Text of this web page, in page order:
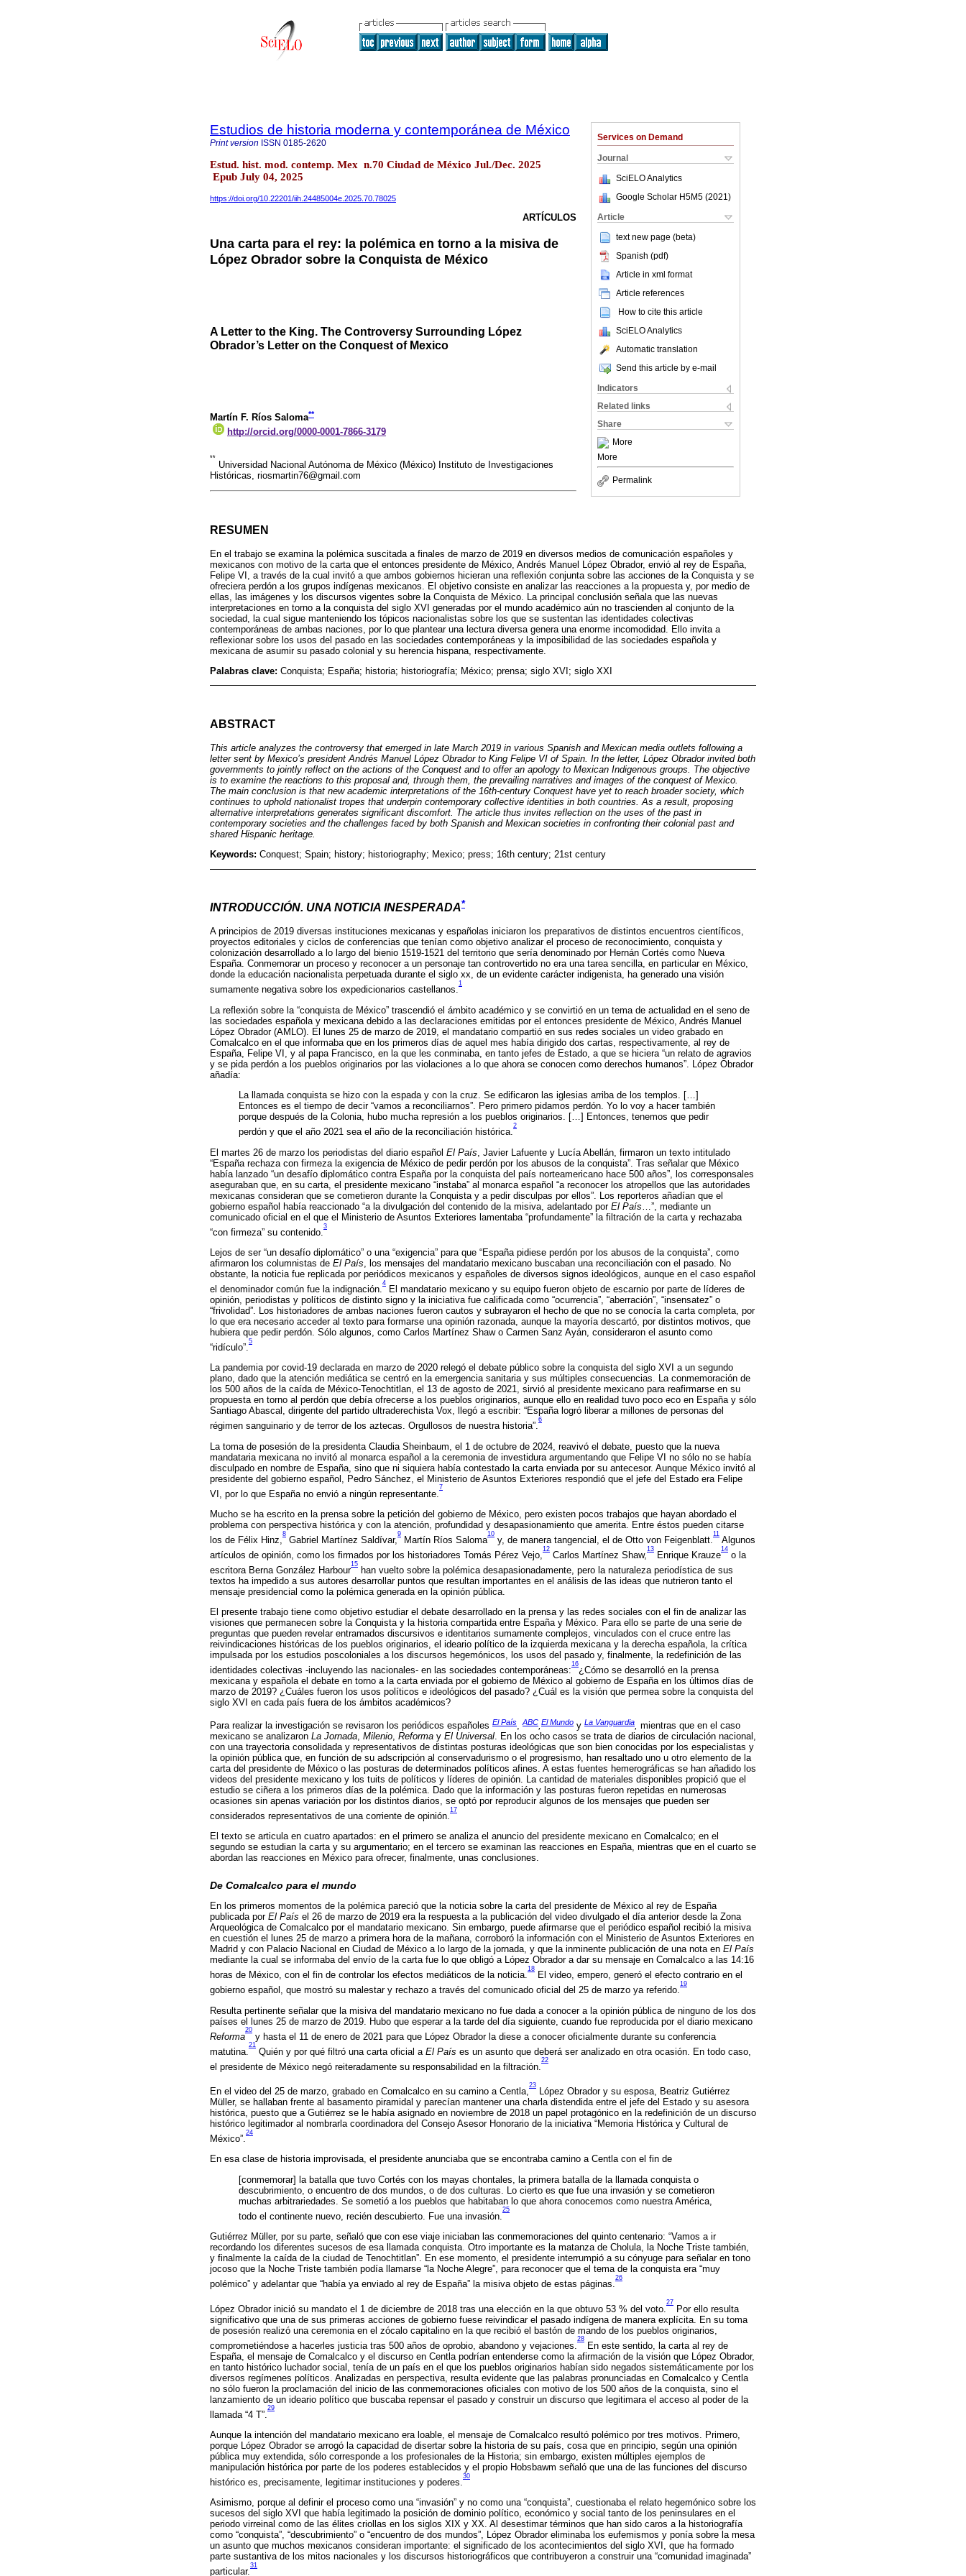
Services on Demand
Journal
SciELO Analytics
Google Scholar H5M5 (2021 )
Article
text new page (beta)
Spanish (pdf)
Article in xml format
Article references
How to cite this article
SciELO Analytics
Automatic translation
Send this article by e-mail
Indicators
Related links
Share
More
More
Permalink
Estudios de historia moderna y contemporánea de México
Print version ISSN 0185-2620
Estud. hist. mod. contemp. Mex n.70 Ciudad de México Jul./Dec. 2025
Epub July 04, 2025
https://doi.org/10.22201/iih.24485004e.2025.70.78025
ARTÍCULOS
Una carta para el rey: la polémica en torno a la misiva de
López Obrador sobre la Conquista de México
A Letter to the King. The Controversy Surrounding López
Obrador’s Letter on the Conquest of Mexico
Martín F. Ríos Saloma**
http://orcid.org/0000-0001-7866-3179
**
Universidad Nacional Autónoma de México (México) Instituto de Investigaciones
Históricas, riosmartin76@gmail.com
RESUMEN
En el trabajo se examina la polémica suscitada a finales de marzo de 2019 en diversos medios de comunicación españoles y
mexicanos con motivo de la carta que el entonces presidente de México, Andrés Manuel López Obrador, envió al rey de España,
Felipe VI, a través de la cual invitó a que ambos gobiernos hicieran una reflexión conjunta sobre las acciones de la Conquista y se
ofreciera perdón a los grupos indígenas mexicanos. El objetivo consiste en analizar las reacciones a la propuesta y, por medio de
ellas, las imágenes y los discursos vigentes sobre la Conquista de México. La principal conclusión señala que las nuevas
interpretaciones en torno a la conquista del siglo XVI generadas por el mundo académico aún no trascienden al conjunto de la
sociedad, la cual sigue manteniendo los tópicos nacionalistas sobre los que se sustentan las identidades colectivas
contemporáneas de ambas naciones, por lo que plantear una lectura diversa genera una enorme incomodidad. Ello invita a
reflexionar sobre los usos del pasado en las sociedades contemporáneas y la imposibilidad de las sociedades española y
mexicana de asumir su pasado colonial y su herencia hispana, respectivamente.
Palabras clave: Conquista; España; historia; historiografía; México; prensa; siglo XVI; siglo XXI
ABSTRACT
This article analyzes the controversy that emerged in late March 2019 in various Spanish and Mexican media outlets following a
letter sent by Mexico’s president Andrés Manuel López Obrador to King Felipe VI of Spain. In the letter, López Obrador invited both
governments to jointly reflect on the actions of the Conquest and to offer an apology to Mexican Indigenous groups. The objective
is to examine the reactions to this proposal and, through them, the prevailing narratives and images of the conquest of Mexico.
The main conclusion is that new academic interpretations of the 16th-century Conquest have yet to reach broader society, which
continues to uphold nationalist tropes that underpin contemporary collective identities in both countries. As a result, proposing
alternative interpretations generates significant discomfort. The article thus invites reflection on the uses of the past in
contemporary societies and the challenges faced by both Spanish and Mexican societies in confronting their colonial past and
shared Hispanic heritage.
Keywords: Conquest; Spain; history; historiography; Mexico; press; 16th century; 21st century
INTRODUCCIÓN. UNA NOTICIA INESPERADA*
A principios de 2019 diversas instituciones mexicanas y españolas iniciaron los preparativos de distintos encuentros científicos,
proyectos editoriales y ciclos de conferencias que tenían como objetivo analizar el proceso de reconocimiento, conquista y
colonización desarrollado a lo largo del bienio 1519-1521 del territorio que sería denominado por Hernán Cortés como Nueva
España. Conmemorar un proceso y reconocer a un personaje tan controvertido no era una tarea sencilla, en particular en México,
donde la educación nacionalista perpetuada durante el siglo xx, de un evidente carácter indigenista, ha generado una visión
sumamente negativa sobre los expedicionarios castellanos.
1
La reflexión sobre la “conquista de México” trascendió el ámbito académico y se convirtió en un tema de actualidad en el seno de
las sociedades española y mexicana debido a las declaraciones emitidas por el entonces presidente de México, Andrés Manuel
López Obrador (AMLO). El lunes 25 de marzo de 2019, el mandatario compartió en sus redes sociales un video grabado en
Comalcalco en el que informaba que en los primeros días de aquel mes había dirigido dos cartas, respectivamente, al rey de
España, Felipe VI, y al papa Francisco, en la que les conminaba, en tanto jefes de Estado, a que se hiciera “un relato de agravios
y se pida perdón a los pueblos originarios por las violaciones a lo que ahora se conocen como derechos humanos”. López Obrador
añadía:
La llamada conquista se hizo con la espada y con la cruz. Se edificaron las iglesias arriba de los templos. […]
Entonces es el tiempo de decir “vamos a reconciliarnos”. Pero primero pidamos perdón. Yo lo voy a hacer también
porque después de la Colonia, hubo mucha represión a los pueblos originarios. […] Entonces, tenemos que pedir
perdón y que el año 2021 sea el año de la reconciliación histórica.
2
El martes 26 de marzo los periodistas del diario español El País , Javier Lafuente y Lucía Abellán, firmaron un texto intitulado
“España rechaza con firmeza la exigencia de México de pedir perdón por los abusos de la conquista”. Tras señalar que México
había lanzado “un desafío diplomático contra España por la conquista del país norteamericano hace 500 años”, los corresponsales
aseguraban que, en su carta, el presidente mexicano “instaba” al monarca español “a reconocer los atropellos que las autoridades
mexicanas consideran que se cometieron durante la Conquista y a pedir disculpas por ellos”. Los reporteros añadían que el
gobierno español había reaccionado “a la divulgación del contenido de la misiva, adelantado por El País …”, mediante un
comunicado oficial en el que el Ministerio de Asuntos Exteriores lamentaba “profundamente” la filtración de la carta y rechazaba
“con firmeza” su contenido.
3
Lejos de ser “un desafío diplomático” o una “exigencia” para que “España pidiese perdón por los abusos de la conquista”, como
afirmaron los columnistas de El País, los mensajes del mandatario mexicano buscaban una reconciliación con el pasado. No
obstante, la noticia fue replicada por periódicos mexicanos y españoles de diversos signos ideológicos, aunque en el caso español
el denominador común fue la indignación.
4
El mandatario mexicano y su equipo fueron objeto de escarnio por parte de líderes de
opinión, periodistas y políticos de distinto signo y la iniciativa fue calificada como “ocurrencia”, “aberración”, “insensatez” o
“frivolidad”. Los historiadores de ambas naciones fueron cautos y subrayaron el hecho de que no se conocía la carta completa, por
lo que era necesario acceder al texto para formarse una opinión razonada, aunque la mayoría descartó, por distintos motivos, que
hubiera que pedir perdón. Sólo algunos, como Carlos Martínez Shaw o Carmen Sanz Ayán, consideraron el asunto como
“ridículo”.
5
La pandemia por covid-19 declarada en marzo de 2020 relegó el debate público sobre la conquista del siglo XVI a un segundo
plano, dado que la atención mediática se centró en la emergencia sanitaria y sus múltiples consecuencias. La conmemoración de
los 500 años de la caída de México-Tenochtitlan, el 13 de agosto de 2021, sirvió al presidente mexicano para reafirmarse en su
propuesta en torno al perdón que debía ofrecerse a los pueblos originarios, aunque ello en realidad tuvo poco eco en España y sólo
Santiago Abascal, dirigente del partido ultraderechista Vox, llegó a escribir: “España logró liberar a millones de personas del
régimen sanguinario y de terror de los aztecas. Orgullosos de nuestra historia”.
6
La toma de posesión de la presidenta Claudia Sheinbaum, el 1 de octubre de 2024, reavivó el debate, puesto que la nueva
mandataria mexicana no invitó al monarca español a la ceremonia de investidura argumentando que Felipe VI no sólo no se había
disculpado en nombre de España, sino que ni siquiera había contestado la carta enviada por su antecesor. Aunque México invitó al
presidente del gobierno español, Pedro Sánchez, el Ministerio de Asuntos Exteriores respondió que el jefe del Estado era Felipe
VI, por lo que España no envió a ningún representante.
7
Mucho se ha escrito en la prensa sobre la petición del gobierno de México, pero existen pocos trabajos que hayan abordado el
problema con perspectiva histórica y con la atención, profundidad y desapasionamiento que amerita. Entre éstos pueden citarse
los de Félix Hinz,
8
Gabriel Martínez Saldívar,
9
Martín Ríos Saloma
10
y, de manera tangencial, el de Otto von Feigenblatt.
11
Algunos
artículos de opinión, como los firmados por los historiadores Tomás Pérez Vejo,
12
Carlos Martínez Shaw,
13
Enrique Krauze
14
o la
escritora Berna González Harbour
15
han vuelto sobre la polémica desapasionadamente, pero la naturaleza periodística de sus
textos ha impedido a sus autores desarrollar puntos que resultan importantes en el análisis de las ideas que nutrieron tanto el
mensaje presidencial como la polémica generada en la opinión pública.
El presente trabajo tiene como objetivo estudiar el debate desarrollado en la prensa y las redes sociales con el fin de analizar las
visiones que permanecen sobre la Conquista y la historia compartida entre España y México. Para ello se parte de una serie de
preguntas que pueden revelar entramados discursivos e identitarios sumamente complejos, vinculados con el cruce entre las
reivindicaciones históricas de los pueblos originarios, el ideario político de la izquierda mexicana y la derecha española, la crítica
impulsada por los estudios poscoloniales a los discursos hegemónicos, los usos del pasado y, finalmente, la redefinición de las
identidades colectivas -incluyendo las nacionales- en las sociedades contemporáneas:
16
¿Cómo se desarrolló en la prensa
mexicana y española el debate en torno a la carta enviada por el gobierno de México al gobierno de España en los últimos días de
marzo de 2019? ¿Cuáles fueron los usos políticos e ideológicos del pasado? ¿Cuál es la visión que permea sobre la conquista del
siglo XVI en cada país fuera de los ámbitos académicos?
Para realizar la investigación se revisaron los periódicos españoles El País ,ABC El Mundo y La Vanguardia
mientras que en el caso
mexicano se analizaron La Jornada Milenio Reforma y El Universal . En los ocho casos se trata de diarios de circulación nacional,
con una trayectoria consolidada y representativos de distintas posturas ideológicas que son bien conocidas por los especialistas y
la opinión pública que, en función de su adscripción al conservadurismo o el progresismo, han resaltado uno u otro elemento de la
carta del presidente de México o las posturas de determinados políticos afines. A estas fuentes hemerográficas se han añadido los
videos del presidente mexicano y los tuits de políticos y líderes de opinión. La cantidad de materiales disponibles propició que el
estudio se ciñera a los primeros días de la polémica. Dado que la información y las posturas fueron repetidas en numerosas
ocasiones sin apenas variación por los distintos diarios, se optó por reproducir algunos de los mensajes que pueden ser
considerados representativos de una corriente de opinión.
17
El texto se articula en cuatro apartados: en el primero se analiza el anuncio del presidente mexicano en Comalcalco; en el
segundo se estudian la carta y su argumentario; en el tercero se examinan las reacciones en España, mientras que en el cuarto se
abordan las reacciones en México para ofrecer, finalmente, unas conclusiones.
De Comalcalco para el mundo
En los primeros momentos de la polémica pareció que la noticia sobre la carta del presidente de México al rey de España
publicada por El País el 26 de marzo de 2019 era la respuesta a la publicación del video divulgado el día anterior desde la Zona
Arqueológica de Comalcalco por el mandatario mexicano. Sin embargo, puede afirmarse que el periódico español recibió la misiva
en cuestión el lunes 25 de marzo a primera hora de la mañana, corroboró la información con el Ministerio de Asuntos Exteriores en
Madrid y con Palacio Nacional en Ciudad de México a lo largo de la jornada, y que la inminente publicación de una nota en El País
mediante la cual se informaba del envío de la carta fue lo que obligó a López Obrador a dar su mensaje en Comalcalco a las 14:16
horas de México, con el fin de controlar los efectos mediáticos de la noticia.
18
El video, empero, generó el efecto contrario en el
gobierno español, que mostró su malestar y rechazo a través del comunicado oficial del 25 de marzo ya referido.
19
Resulta pertinente señalar que la misiva del mandatario mexicano no fue dada a conocer a la opinión pública de ninguno de los dos
países el lunes 25 de marzo de 2019. Hubo que esperar a la tarde del día siguiente, cuando fue reproducida por el diario mexicano
Reforma
20
y hasta el 11 de enero de 2021 para que López Obrador la diese a conocer oficialmente durante su conferencia
matutina.
21
Quién y por qué filtró una carta oficial a El País es un asunto que deberá ser analizado en otra ocasión. En todo caso,
el presidente de México negó reiteradamente su responsabilidad en la filtración.
22
En el video del 25 de marzo, grabado en Comalcalco en su camino a Centla,
23
López Obrador y su esposa, Beatriz Gutiérrez
Müller, se hallaban frente al basamento piramidal y parecían mantener una charla distendida entre el jefe del Estado y su asesora
histórica, puesto que a Gutiérrez se le había asignado en noviembre de 2018 un papel protagónico en la redefinición de un discurso
histórico legitimador al nombrarla coordinadora del Consejo Asesor Honorario de la iniciativa “Memoria Histórica y Cultural de
México”.
24
En esa clase de historia improvisada, el presidente anunciaba que se encontraba camino a Centla con el fin de
[conmemorar] la batalla que tuvo Cortés con los mayas chontales, la primera batalla de la llamada conquista o
descubrimiento, o encuentro de dos mundos, o de dos culturas. Lo cierto es que fue una invasión y se cometieron
muchas arbitrariedades. Se sometió a los pueblos que habitaban lo que ahora conocemos como nuestra América,
todo el continente nuevo, recién descubierto. Fue una invasión.
25
Gutiérrez Müller, por su parte, señaló que con ese viaje iniciaban las conmemoraciones del quinto centenario: “Vamos a ir
recordando los diferentes sucesos de esa llamada conquista. Otro importante es la matanza de Cholula, la Noche Triste también,
y finalmente la caída de la ciudad de Tenochtitlan”. En ese momento, el presidente interrumpió a su cónyuge para señalar en tono
jocoso que la Noche Triste también podía llamarse “la Noche Alegre”, para reconocer que el tema de la conquista era “muy
polémico” y adelantar que “había ya enviado al rey de España” la misiva objeto de estas páginas.
26
López Obrador inició su mandato el 1 de diciembre de 2018 tras una elección en la que obtuvo 53 % del voto.
27
Por ello resulta
significativo que una de sus primeras acciones de gobierno fuese reivindicar el pasado indígena de manera explícita. En su toma
de posesión realizó una ceremonia en el zócalo capitalino en la que recibió el bastón de mando de los pueblos originarios,
comprometiéndose a hacerles justicia tras 500 años de oprobio, abandono y vejaciones.
28
En este sentido, la carta al rey de
España, el mensaje de Comalcalco y el discurso en Centla podrían entenderse como la afirmación de la visión que López Obrador,
en tanto histórico luchador social, tenía de un país en el que los pueblos originarios habían sido negados sistemáticamente por los
diversos regímenes políticos. Analizadas en perspectiva, resulta evidente que las palabras pronunciadas en Comalcalco y Centla
no sólo fueron la proclamación del inicio de las conmemoraciones oficiales con motivo de los 500 años de la conquista, sino el
lanzamiento de un ideario político que buscaba repensar el pasado y construir un discurso que legitimara el acceso al poder de la
llamada “4 T”.
29
Aunque la intención del mandatario mexicano era loable, el mensaje de Comalcalco resultó polémico por tres motivos. Primero,
porque López Obrador se arrogó la capacidad de disertar sobre la historia de su país, cosa que en principio, según una opinión
pública muy extendida, sólo corresponde a los profesionales de la Historia; sin embargo, existen múltiples ejemplos de
manipulación histórica por parte de los poderes establecidos y el propio Hobsbawm señaló que una de las funciones del discurso
histórico es, precisamente, legitimar instituciones y poderes.
30
Asimismo, porque al definir el proceso como una “invasión” y no como una “conquista”, cuestionaba el relato hegemónico sobre los
sucesos del siglo XVI que había legitimado la posición de dominio político, económico y social tanto de los peninsulares en el
periodo virreinal como de las élites criollas en los siglos XIX y XX. Al desestimar términos que han sido caros a la historiografía
como “conquista”, “descubrimiento” o “encuentro de dos mundos”, López Obrador eliminaba los eufemismos y ponía sobre la mesa
un asunto que muchos mexicanos consideran importante: el significado de los acontecimientos del siglo XVI, que ha formado
parte sustantiva de los mitos nacionales y los discursos historiográficos que contribuyeron a construir una “comunidad imaginada”
particular.
31